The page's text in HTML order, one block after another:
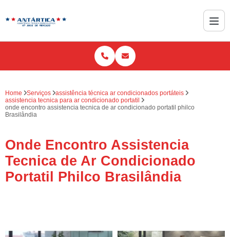
Home Serviços
assistência técnica ar condicionados portáteis
assistencia tecnica para ar condicionado portatil
onde encontro assistencia tecnica de ar condicionado portatil philco
Brasilândia
Onde Encontro Assistencia
Tecnica de Ar Condicionado
Portatil Philco Brasilândia